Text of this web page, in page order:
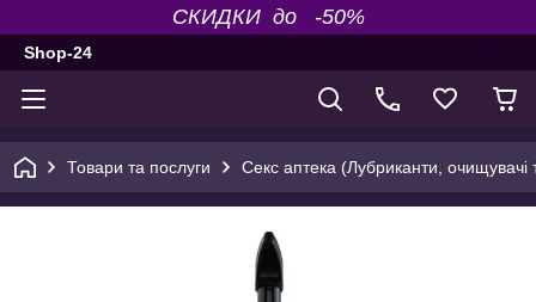
СКИДКИ до -50%
Shop-24
Товари та послуги Секс аптека (Лубриканти, очищувачі